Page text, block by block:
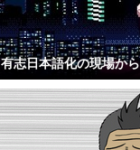
有志日本語化の現場から